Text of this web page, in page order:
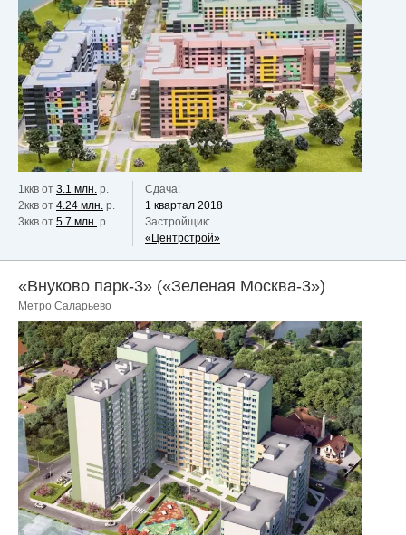
1ккв от 3.1 млн. р.
2ккв от 4.24 млн. р.
3ккв от 5.7 млн. р.
Сдача:
1 квартал 2018
Застройщик:
«Центрстрой»
«Внуково парк-3» («Зеленая Москва-3»)
Метро Саларьево